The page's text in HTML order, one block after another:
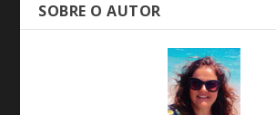
SOBRE O AUTOR